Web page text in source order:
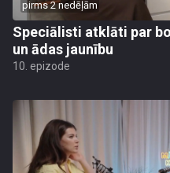
pirms 2 nedēļām
Speciālisti atklāti par
un ādas jaunību
10. epizode